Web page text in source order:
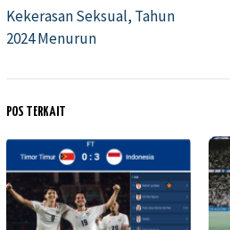
Kekerasan Seksual, Tahun
2024 Menurun
POS TERKAIT